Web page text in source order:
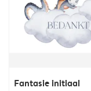
Fantasie initiaal